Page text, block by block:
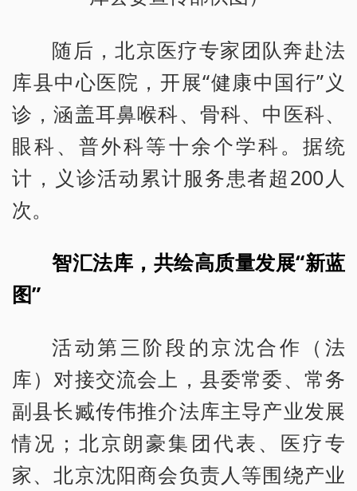
随后，北京医疗专家团队奔赴法
库县中心医院，开展“健康中国行”义
诊，涵盖耳鼻喉科、骨科、中医科、
眼科、普外科等十余个学科。据统
计，义诊活动累计服务患者超200人
次。
智汇法库，共绘高质量发展“新蓝
图”
活动第三阶段的京沈合作（法
库）对接交流会上，县委常委、常务
副县长臧传伟推介法库主导产业发展
情况；北京朗豪集团代表、医疗专
家、北京沈阳商会负责人等围绕产业